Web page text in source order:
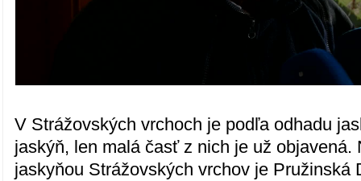
V Strážovských vrchoch je podľa odhadu
jaskýň, len malá časť z nich je už objavená.
jaskyňou Strážovských vrchov je Pružinská